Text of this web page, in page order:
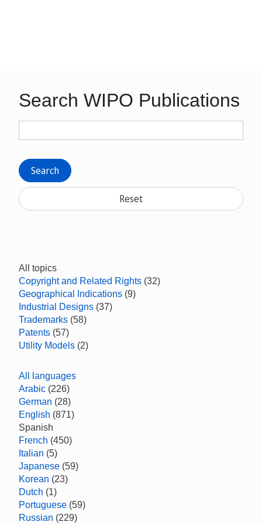
Search WIPO Publications
Search
Reset
All topics
Copyright and Related Rights (32)
Geographical Indications (9)
Industrial Designs (37)
Trademarks (58)
Patents (57)
Utility Models (2)
All languages
Arabic (226)
German (28)
English (871)
Spanish
French (450)
Italian (5)
Japanese (59)
Korean (23)
Dutch (1)
Portuguese (59)
Russian (229)